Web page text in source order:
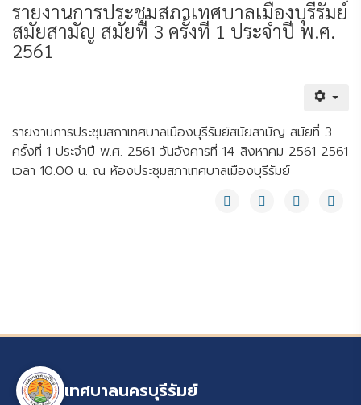
รายงานการประชุมสภาเทศบาลเมืองบุรีรัมย์
สมัยสามัญ สมัยที่ 3 ครั้งที่ 1 ประจำปี พ.ศ.
2561
รายงานการประชุมสภาเทศบาลเมืองบุรีรัมย์สมัยสามัญ สมัยที่ 3
ครั้งที่ 1 ประจำปี พ.ศ. 2561 วันอังคารที่ 14 สิงหาคม 2561 2561
เวลา 10.00 น. ณ ห้องประชุมสภาเทศบาลเมืองบุรีรัมย์
เทศบาลนครบุรีรัมย์